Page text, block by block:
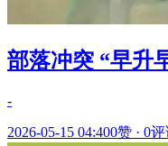
部落冲突 “早升
-
2026-05-15 04:400赞 · 0